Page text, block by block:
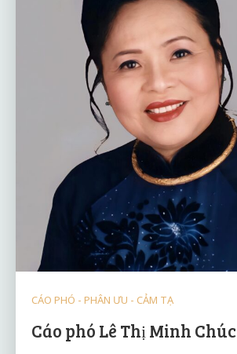
CÁO PHÓ - PHÂN ƯU - CẢM TẠ
Cáo phó Lê Thị Minh Chúc